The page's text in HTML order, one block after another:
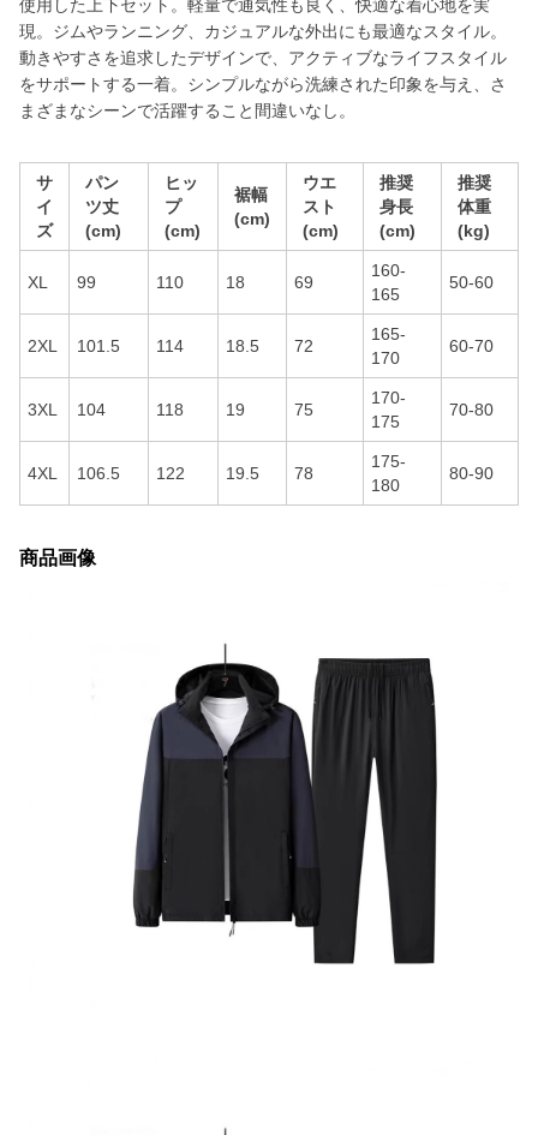
使用した上下セット。軽量で通気性も良く、快適な着心地を実
現。ジムやランニング、カジュアルな外出にも最適なスタイル。
動きやすさを追求したデザインで、アクティブなライフスタイル
をサポートする一着。シンプルながら洗練された印象を与え、さ
まざまなシーンで活躍すること間違いなし。
サ
イ
ズ
パン
ツ丈
(cm)
ヒッ
プ
(cm)
裾幅
(cm)
ウエ
スト
(cm)
推奨
身長
(cm)
推奨
体重
(kg)
XL 99 110 18 69
160-
165
50-60
2XL 101.5 114 18.5 72
165-
170
60-70
3XL 104 118 19 75
170-
175
70-80
4XL 106.5 122 19.5 78
175-
180
80-90
商品画像